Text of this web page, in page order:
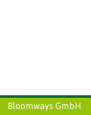
Bloomways GmbH